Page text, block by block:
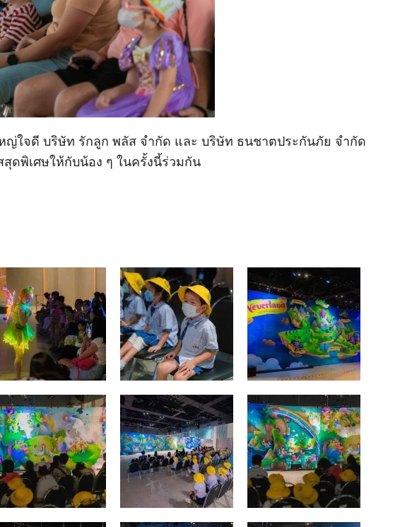
ใจดี บริษัท รักลูก พลัส จำกัด และ บริษัท ธนชาตประกันภัย จำกัด
ดพิเศษให้กับน้อง ๆ ในครั้งนี้ร่วมกัน